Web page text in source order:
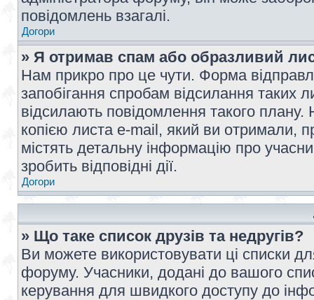
повідомлень взагалі.
Догори
» Я отримав спам або образливий
Нам прикро про це чути. Форма
запобігання спробам відсилання таких
відсилають повідомлення такого
копією листа e-mail, який ви отримали,
містять детальну інформацію про
зробить відповідні дії.
Догори
» Що таке список друзів та недругів?
Ви можете використовувати ці списки
форуму. Учасники, додані до вашого
керування для швидкого доступу до